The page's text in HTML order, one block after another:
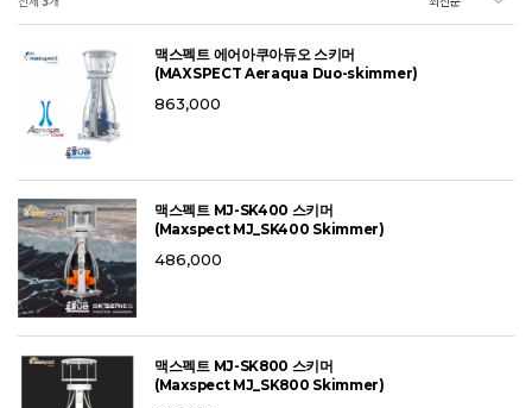
맥스펙트 에어아쿠아듀오 스키머
(MAXSPECT Aeraqua Duo-skimmer)
863,000
맥스펙트 MJ-SK400 스키머
(Maxspect MJ_SK400 Skimmer)
486,000
맥스펙트 MJ-SK800 스키머
(Maxspect MJ_SK800 Skimmer)